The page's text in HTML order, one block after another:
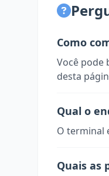
Como
Você pode
desta
Qual o
O terminal
Quais as